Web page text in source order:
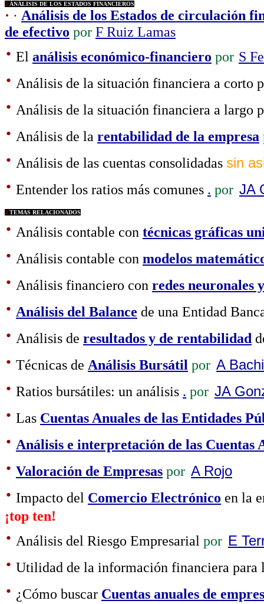
2 ÁNÁLISIS DE LOS ESTADOS FINANCIEROS
· · Análisis de los Estados de circulación
de efectivo por F Ruiz Lamas
· El análisis económico-financiero por S
· Análisis de la situación financiera a corto
· Análisis de la situación financiera a largo
· Análisis de la rentabilidad de la empresa
· Análisis de las cuentas consolidadas sin
· Entender los ratios más comunes . por JA
3 TEMAS RELACIONADOS
· Análisis contable con técnicas gráficas
· Análisis contable con modelos
· Análisis financiero con redes neuronales
· Análisis del Balance de una Entidad
· Análisis de resultados y de rentabilidad
· Técnicas de Análisis Bursátil por A
· Ratios bursátiles: un análisis . por JA
· Las Cuentas Anuales de las Entidades
· Análisis e interpretación de las Cuentas
· Valoración de Empresas por A Rojo
· Impacto del Comercio Electrónico en la
¡top ten!
· Análisis del Riesgo Empresarial por E
· Utilidad de la información financiera
· ¿Cómo buscar Cuentas anuales de